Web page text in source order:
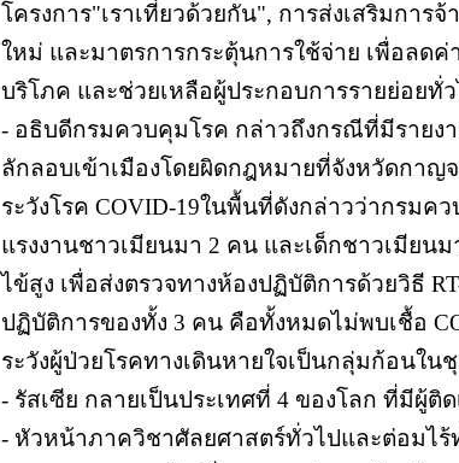
โครงการ"เราเที่ยวด้วยกัน", การส่งเสริมการ
ใหม่ และมาตรการกระตุ้นการใช้จ่าย เพื่อลด
บริโภค และช่วยเหลือผู้ประกอบการรายย่อยทั่ว
- อธิบดีกรมควบคุมโรค กล่าวถึงกรณีที่มีรายง
ลักลอบเข้าเมืองโดยผิดกฎหมายที่จังหวัดกาญ
ระวังโรค COVID-19ในพื้นที่ดังกล่าวว่ากรมค
แรงงานชาวเมียนมา 2 คน และเด็กชาวเมีย
ไข้สูง เพื่อส่งตรวจทางห้องปฏิบัติการด้วยวิธี
ปฏิบัติการของทั้ง 3 คน คือทั้งหมดไม่พบเชื้อ
ระวังผู้ป่วยโรคทางเดินหายใจเป็นกลุ่มก้อนใน
- รัสเซีย กลายเป็นประเทศที่ 4 ของโลก ที่มีผู้ติ
- หัวหน้าภาควิชาศัลยศาสตร์ทั่วไปและต่อมไ